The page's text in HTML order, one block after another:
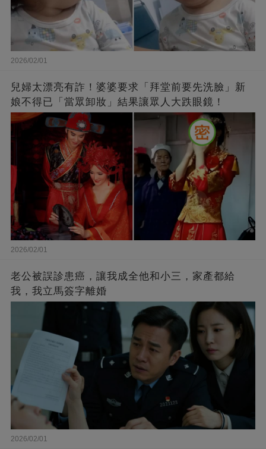
2026/02/01
兒婦太漂亮有詐！婆婆要求「拜堂前要先洗臉」新
娘不得已「當眾卸妝」結果讓眾人大跌眼鏡！
2026/02/01
老公被誤診患癌，讓我成全他和小三，家產都給
我，我立馬簽字離婚
2026/02/01